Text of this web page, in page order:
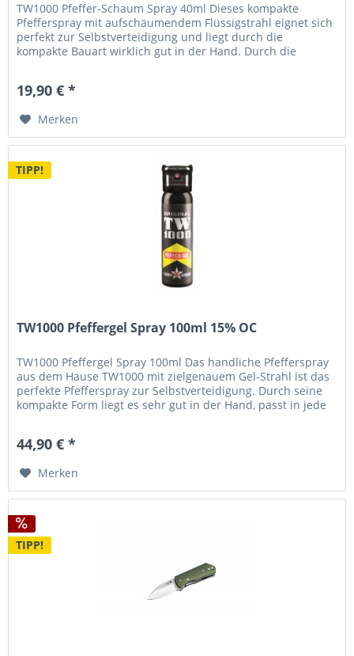
TW1000 Pfeffer-Schaum Spray 40ml Dieses kompakte
Pfefferspray mit aufschäumendem Flüssigstrahl eignet sich
perfekt zur Selbstverteidigung und liegt durch die
kompakte Bauart wirklich gut in der Hand. Durch die
19,90 € *
Merken
TIPP!
TW1000 Pfeffergel Spray 100ml 15% OC
TW1000 Pfeffergel Spray 100ml Das handliche Pfefferspray
aus dem Hause TW1000 mit zielgenauem Gel-Strahl ist das
perfekte Pfefferspray zur Selbstverteidigung. Durch seine
kompakte Form liegt es sehr gut in der Hand, passt in jede
44,90 € *
Merken
TIPP!